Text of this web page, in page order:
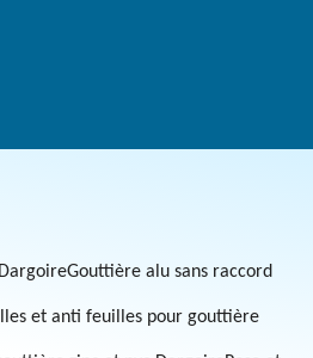
Gouttière alu sans raccord
et anti feuilles pour gouttière